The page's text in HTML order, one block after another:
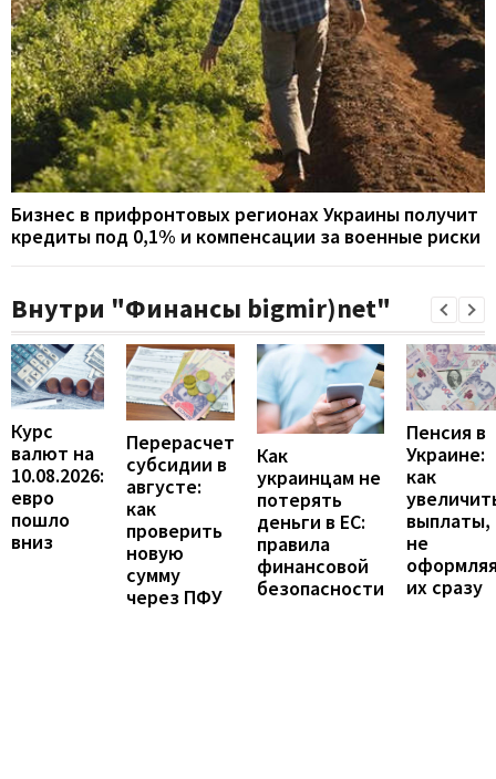
Бизнес в прифронтовых регионах Украины получит
кредиты под 0,1% и компенсации за военные риски
Внутри "Финансы bigmir)net"
Курс
валют на
10.08.2026:
евро
пошло
вниз
Перерасчет
субсидии в
августе:
как
проверить
новую
сумму
через ПФУ
Как
украинцам не
потерять
деньги в ЕС:
правила
финансовой
безопасности
Пенсия в
Украине:
как
выплаты,
не
их сразу